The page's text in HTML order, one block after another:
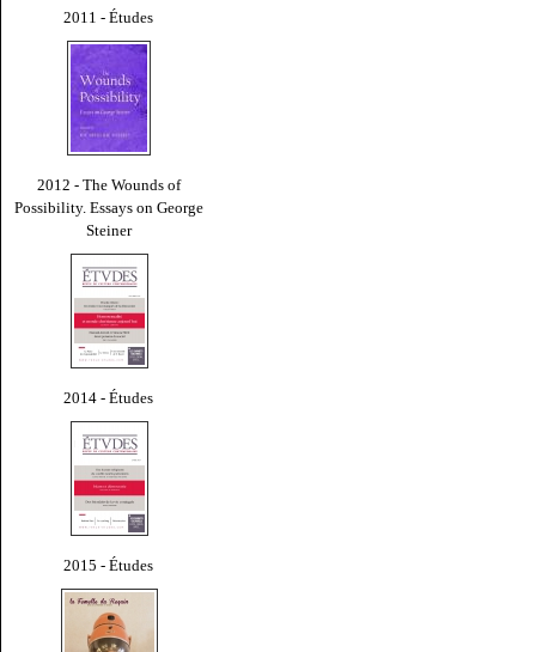
2011 - Études
2012 - The Wounds of
Possibility. Essays on George
Steiner
2014 - Études
2015 - Études